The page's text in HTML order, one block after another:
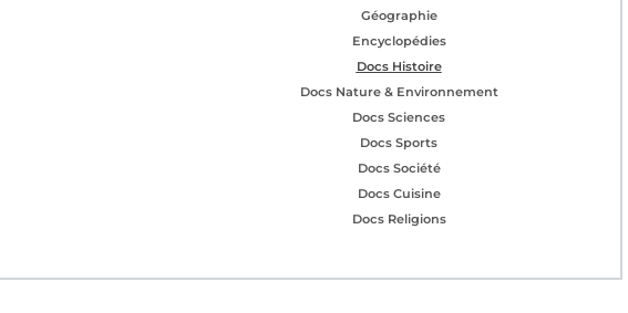
Géographie
Encyclopédies
Docs Histoire
Docs Nature & Environnement
Docs Sciences
Docs Sports
Docs Société
Docs Cuisine
Docs Religions